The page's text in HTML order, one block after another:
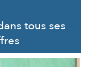
tous ses